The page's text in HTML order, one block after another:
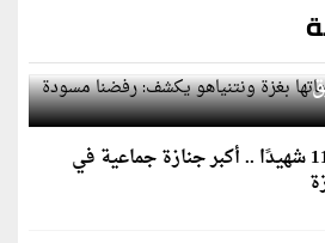
بغزة ونتنياهو يكشف: رفضنا
112 شهيدًا .. أكبر جنازة جماعية في